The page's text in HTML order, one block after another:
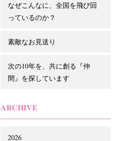
なぜこんなに、全国を飛び回
っているのか？
素敵なお見送り
次の10年を、共に創る『仲
間』を探しています
ARCHIVE
2026